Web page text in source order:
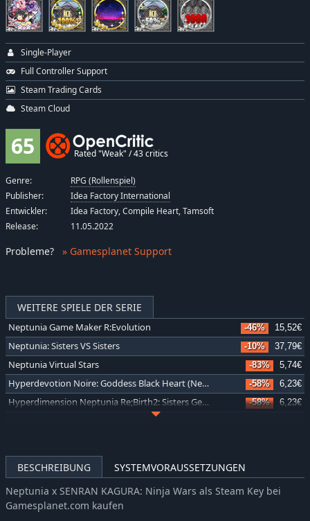
WEITERE SPIELE DER SERIE
Neptunia Game Maker R:Evolution -46% 15,52€
Neptunia: Sisters VS Sisters -10% 37,79€
Neptunia Virtual Stars -83% 5,74€
Hyperdevotion Noire: Goddess Black Heart (Neptunia) -58% 6,23€
Hyperdimension Neptunia Re;Birth2: Sisters Generation -58% 6,23€
Megadimension Neptunia VII
MegaTagmension Blanc + Neptune VS Zombies (Neptunia) -58% 6,23€
Neptunia Shooter -44% 2,25€
Super Neptunia RPG
BESCHREIBUNG
SYSTEMVORAUSSETZUNGEN
Neptunia x SENRAN KAGURA: Ninja Wars als Steam Key bei
Gamesplanet.com kaufen
Single-Player
Full Controller Support
Steam Trading Cards
Steam Cloud
65 Rated "Weak" / 43 critics
Genre:
RPG (Rollenspiel)
Publisher:
Idea Factory International
Entwickler:
Idea Factory, Compile Heart, Tamsoft
Release:
11.05.2022
Probleme? » Gamesplanet Support